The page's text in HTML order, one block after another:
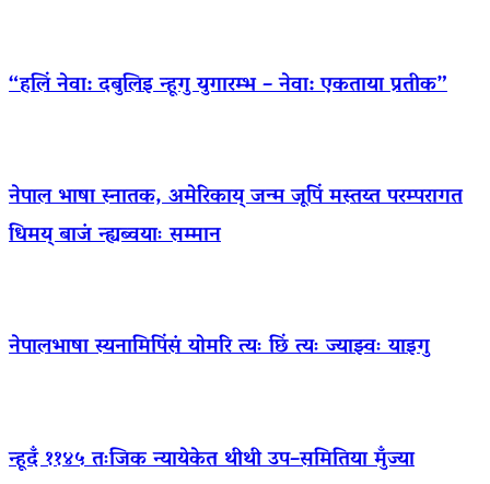
“हलिं नेवा: दबुलिइ न्हूगु युगारम्भ – नेवा: एकताया प्रतीक”
नेपाल भाषा स्नातक, अमेरिकाय् जन्म जूपिं मस्तय्त परम्परागत
धिमय् बाजं न्ह्यब्वयाः सम्मान
नेपालभाषा स्यनामिपिंसं योमरि त्यः छिं त्यः ज्याझ्वः याइगु
न्हूदँ ११४५ तःजिक न्यायेकेत थीथी उप–समितिया मुँज्या